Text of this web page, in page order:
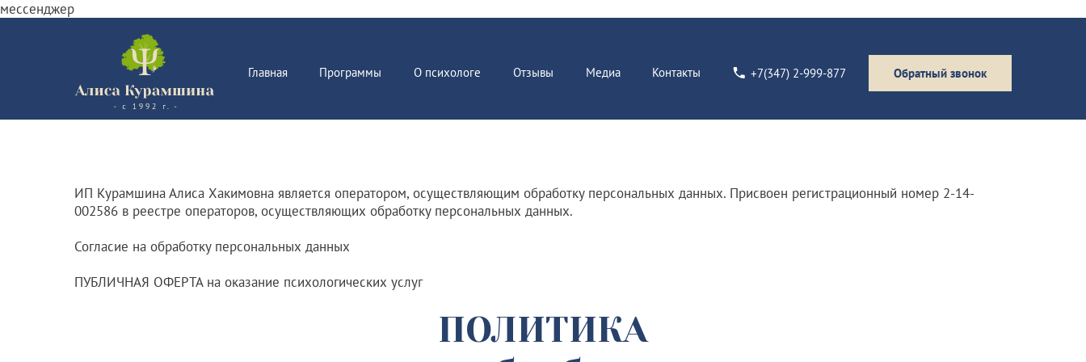
мессенджер
Главная Программы О психологе Отзывы Медиа Контакты +7(347) 2-999-877 Обратный звонок
ИП Курамшина Алиса Хакимовна является оператором, осуществляющим обработку персональных данных. Присвоен регистрационный номер 2-14-
002586 в реестре операторов, осуществляющих обработку персональных данных.
Согласие на обработку персональных данных
ПУБЛИЧНАЯ ОФЕРТА на оказание психологических услуг
ПОЛИТИКА